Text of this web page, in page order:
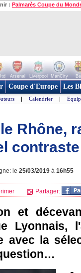
: Palmarès Coupe du
Arsenal Liverpool ManCity
Coupe d'Europe Les
| Calendrier |
Rhône,
le 25/03/2019 à 16h55
Partager:
et
Lyonnais,
avec la